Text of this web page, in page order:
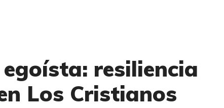
resiliencia
Los Cristianos